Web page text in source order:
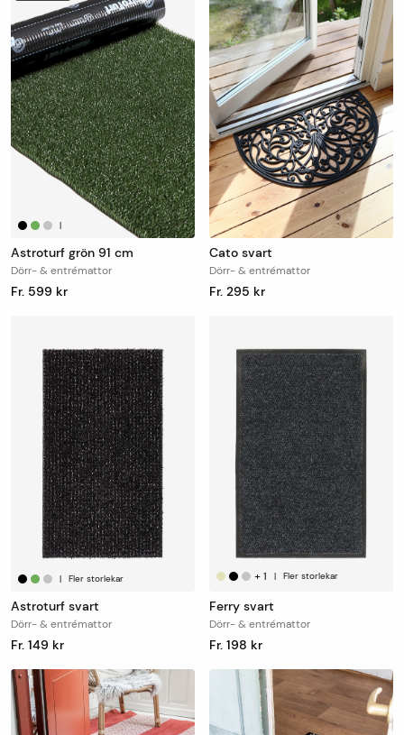
|
Astroturf grön 91 cm
Dörr- & entrémattor
Fr. 599 kr
Cato svart
Dörr- & entrémattor
Fr. 295 kr
| Fler storlekar
Astroturf svart
Dörr- & entrémattor
Fr. 149 kr
+1 | Fler storlekar
Ferry svart
Dörr- & entrémattor
Fr. 198 kr